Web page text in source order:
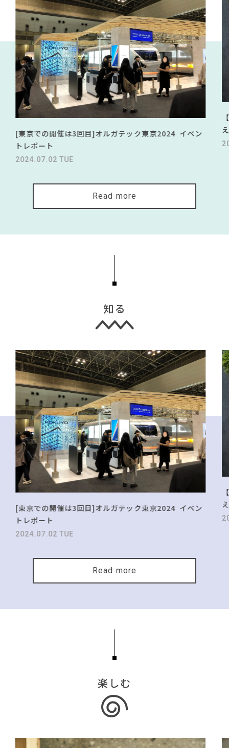
[東京での開催は3回目]オルガテック東京2024 イベン
トレポート
2024.07.02 TUE
Read more
知る
[東京での開催は3回目]オルガテック東京2024 イベン
トレポート
2024.07.02 TUE
Read more
楽しむ